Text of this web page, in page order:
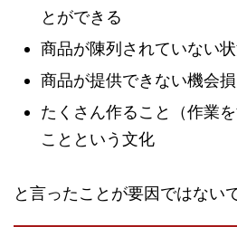
とができる
商品が陳列されていない
商品が提供できない機会
たくさん作ること（作業
ことという文化
と言ったことが要因ではない